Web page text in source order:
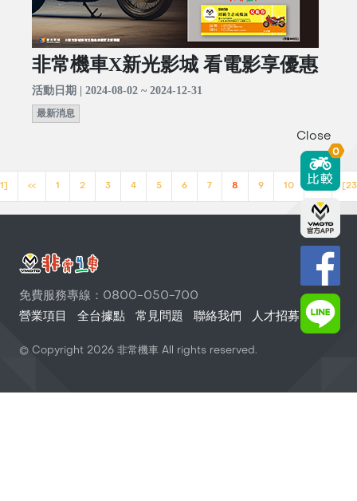
非常機車X新光影城 看電影享優惠
活動日期 | 2024-08-02 ~ 2024-12-31
最新消息
<< 1 2 3 4 5 6 7 8 9 10 >>
免費服務專線：0800-050-700
營業項目
全台據點 常見問題 聯絡我們 人才招募
© Copyright 2026 非常機車 All rights reserved.
Close
0